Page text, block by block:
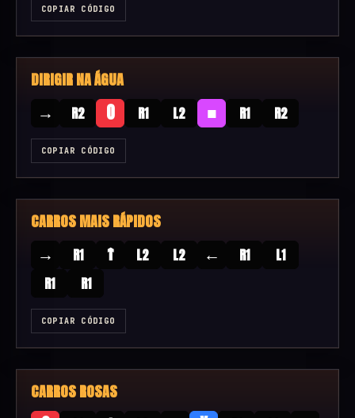
COPIAR CÓDIGO
DIRIGIR NA ÁGUA
→ R2 O R1 L2 ■ R1 R2
COPIAR CÓDIGO
CARROS MAIS RÁPIDOS
→ R1 ↑ L2 L2 ← R1
L1
R1
R1
COPIAR CÓDIGO
CARROS ROSAS